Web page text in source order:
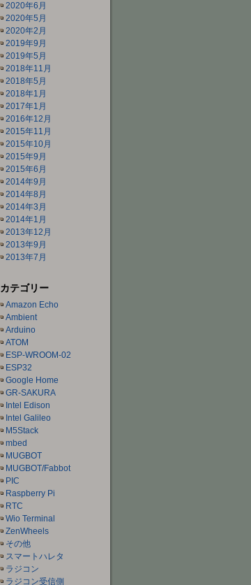
2020年6月
2020年5月
2020年2月
2019年9月
2019年5月
2018年11月
2018年5月
2018年1月
2017年1月
2016年12月
2015年11月
2015年10月
2015年9月
2015年6月
2014年9月
2014年8月
2014年3月
2014年1月
2013年12月
2013年9月
2013年7月
カテゴリー
Amazon Echo
Ambient
Arduino
ATOM
ESP-WROOM-02
ESP32
Google Home
GR-SAKURA
Intel Edison
Intel Galileo
M5Stack
mbed
MUGBOT
MUGBOT/Fabbot
PIC
Raspberry Pi
RTC
Wio Terminal
ZenWheels
その他
スマートハレタ
ラジコン
ラジコン受信側